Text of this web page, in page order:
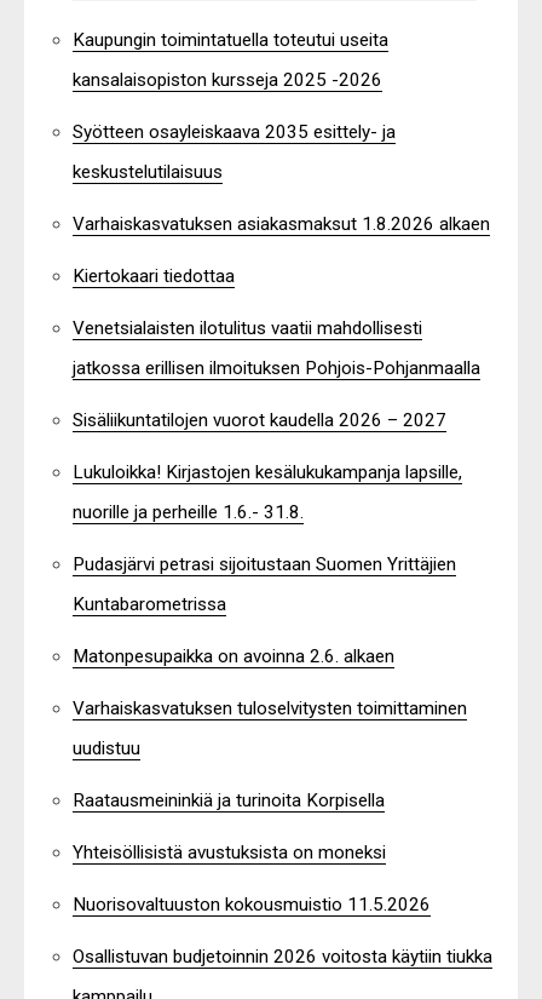
Kaupungin toimintatuella toteutui useita
kansalaisopiston kursseja 2025 -2026
Syötteen osayleiskaava 2035 esittely- ja
keskustelutilaisuus
Varhaiskasvatuksen asiakasmaksut 1.8.2026 alkaen
Kiertokaari tiedottaa
Venetsialaisten ilotulitus vaatii mahdollisesti
jatkossa erillisen ilmoituksen Pohjois-Pohjanmaalla
Sisäliikuntatilojen vuorot kaudella 2026 – 2027
Lukuloikka! Kirjastojen kesälukukampanja lapsille,
nuorille ja perheille 1.6.- 31.8.
Pudasjärvi petrasi sijoitustaan Suomen Yrittäjien
Kuntabarometrissa
Matonpesupaikka on avoinna 2.6. alkaen
Varhaiskasvatuksen tuloselvitysten toimittaminen
uudistuu
Raatausmeininkiä ja turinoita Korpisella
Yhteisöllisistä avustuksista on moneksi
Nuorisovaltuuston kokousmuistio 11.5.2026
Osallistuvan budjetoinnin 2026 voitosta käytiin tiukka